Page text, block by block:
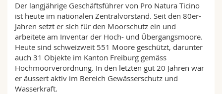
Der langjährige Geschäftsführer von Pro Natura Ticino
ist heute im nationalen Zentralvorstand. Seit den 80er-
Jahren setzt er sich für den Moorschutz ein und
arbeitete am Inventar der Hoch- und Übergangsmoore.
Heute sind schweizweit 551 Moore geschützt, darunter
auch 31 Objekte im Kanton Freiburg gemäss
Hochmoorverordnung. In den letzten gut 20 Jahren war
er äussert aktiv im Bereich Gewässerschutz und
Wasserkraft.